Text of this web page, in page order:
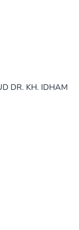
DR. KH. IDHAM